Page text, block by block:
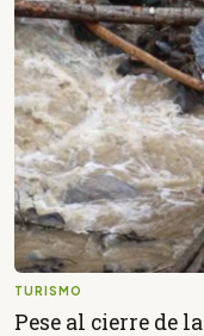
TURISMO
Pese al cierre de